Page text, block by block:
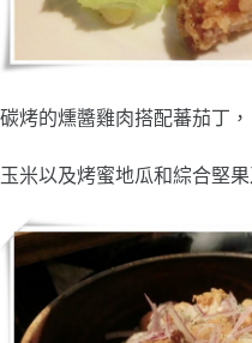
碳烤的燻醬雞肉搭配蕃茄丁，
玉米以及烤蜜地瓜和綜合堅